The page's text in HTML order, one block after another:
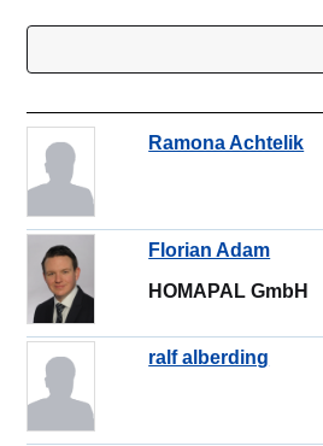
Ramona Achtelik
Florian Adam
HOMAPAL GmbH
ralf alberding